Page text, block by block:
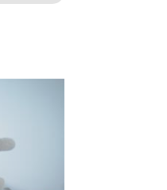
erjanvier
tri sur les
le
PLUS